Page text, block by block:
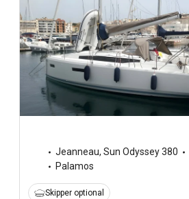
Jeanneau, Sun Odyssey 380
Palamos
Skipper optional